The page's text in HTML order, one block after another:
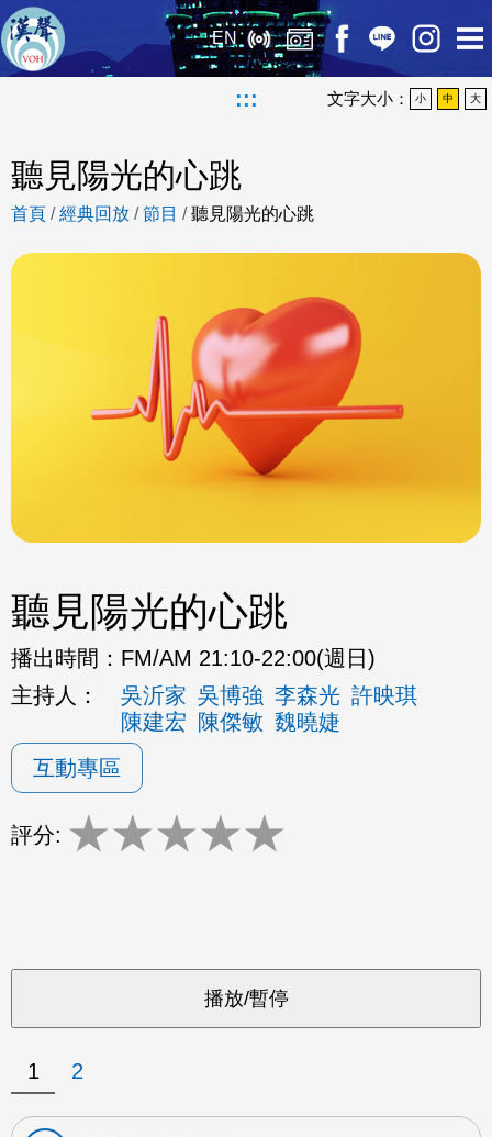
EN
::: 文字大小： 小 中 大
聽見陽光的心跳
首頁 /經典回放 /節目 /聽見陽光的心跳
聽見陽光的心跳
播出時間： FM/AM 21:10-22:00(週日)
主持人：
吳沂家 吳博強 李森光 許映琪
陳建宏 陳傑敏 魏曉婕
互動專區
評分: ★★★★★
1 2